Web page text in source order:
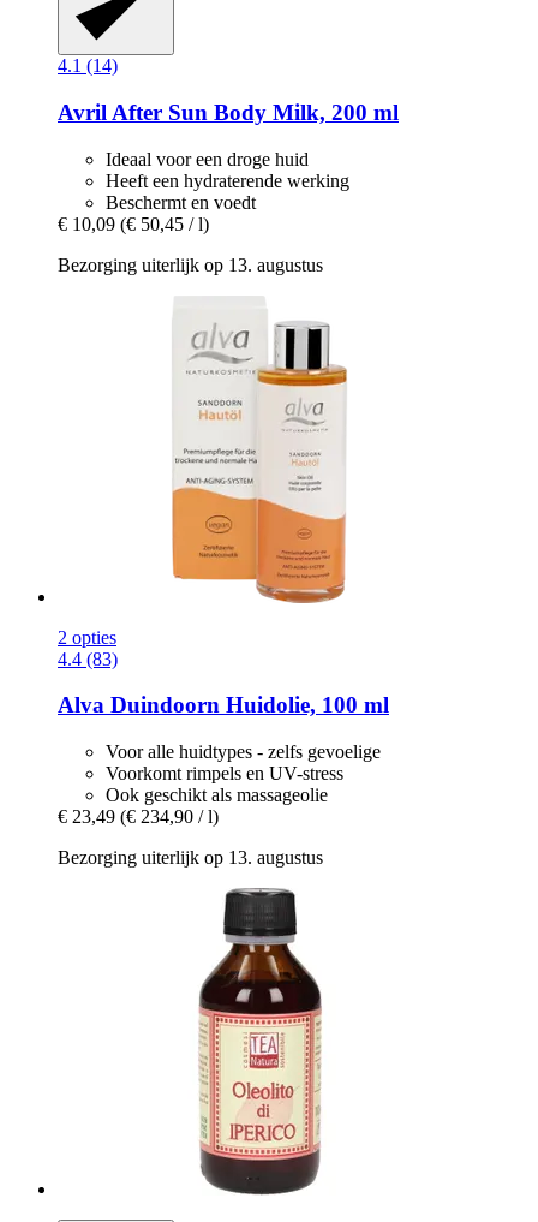
4.1 (14)
Avril After Sun Body Milk, 200 ml
Ideaal voor een droge huid
Heeft een hydraterende werking
Beschermt en voedt
€ 10,09 (€ 50,45 / l)
Bezorging uiterlijk op 13. augustus
2 opties
4.4 (83)
Alva Duindoorn Huidolie, 100 ml
Voor alle huidtypes - zelfs gevoelige
Voorkomt rimpels en UV-stress
Ook geschikt als massageolie
€ 23,49 (€ 234,90 / l)
Bezorging uiterlijk op 13. augustus